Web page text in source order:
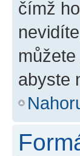
čímž
abyste